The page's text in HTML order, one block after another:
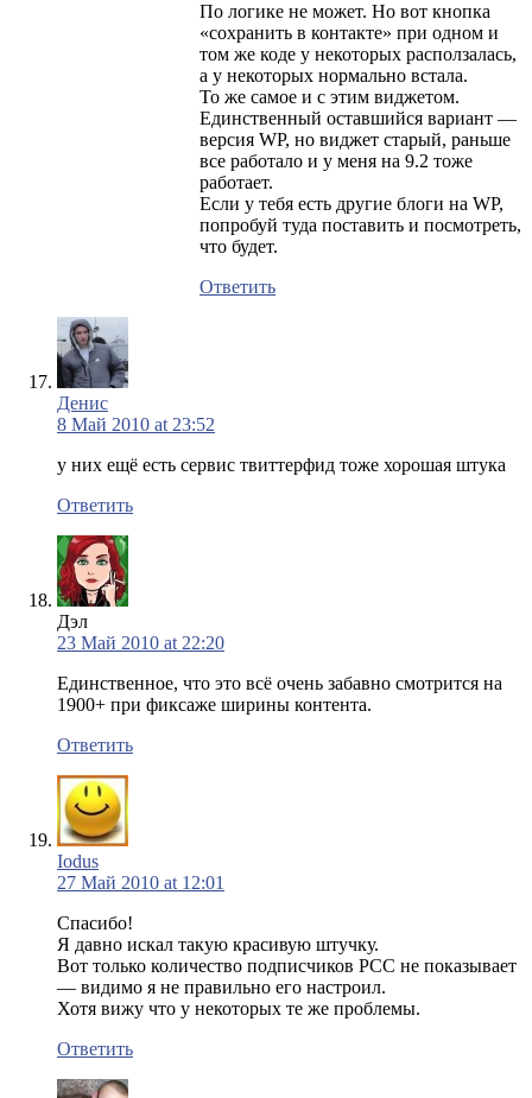
По логике не может. Но вот кнопка
«сохранить в контакте» при одном и
том же коде у некоторых расползалась,
а у некоторых нормально встала.
То же самое и с этим виджетом.
Единственный оставшийся вариант —
версия WP, но виджет старый, раньше
все работало и у меня на 9.2 тоже
работает.
Если у тебя есть другие блоги на WP,
попробуй туда поставить и посмотреть,
что будет.
Ответить
Денис
8 Май 2010 at 23:52
у них ещё есть сервис твиттерфид тоже хорошая штука
Ответить
Дэл
23 Май 2010 at 22:20
Единственное, что это всё очень забавно смотрится на
1900+ при фиксаже ширины контента.
Ответить
Iodus
27 Май 2010 at 12:01
Спасибо!
Я давно искал такую красивую штучку.
Вот только количество подписчиков РСС не показывает
— видимо я не правильно его настроил.
Хотя вижу что у некоторых те же проблемы.
Ответить